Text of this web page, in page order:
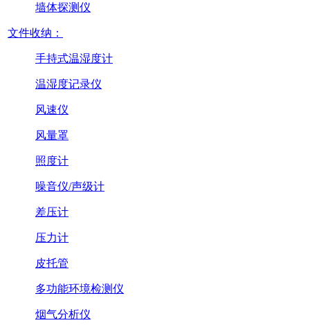
墙体探测仪
文件收纳：
手持式温湿度计
温湿度记录仪
风速仪
风量罩
照度计
噪音仪/声级计
差压计
压力计
皮托管
多功能环境检测仪
烟气分析仪